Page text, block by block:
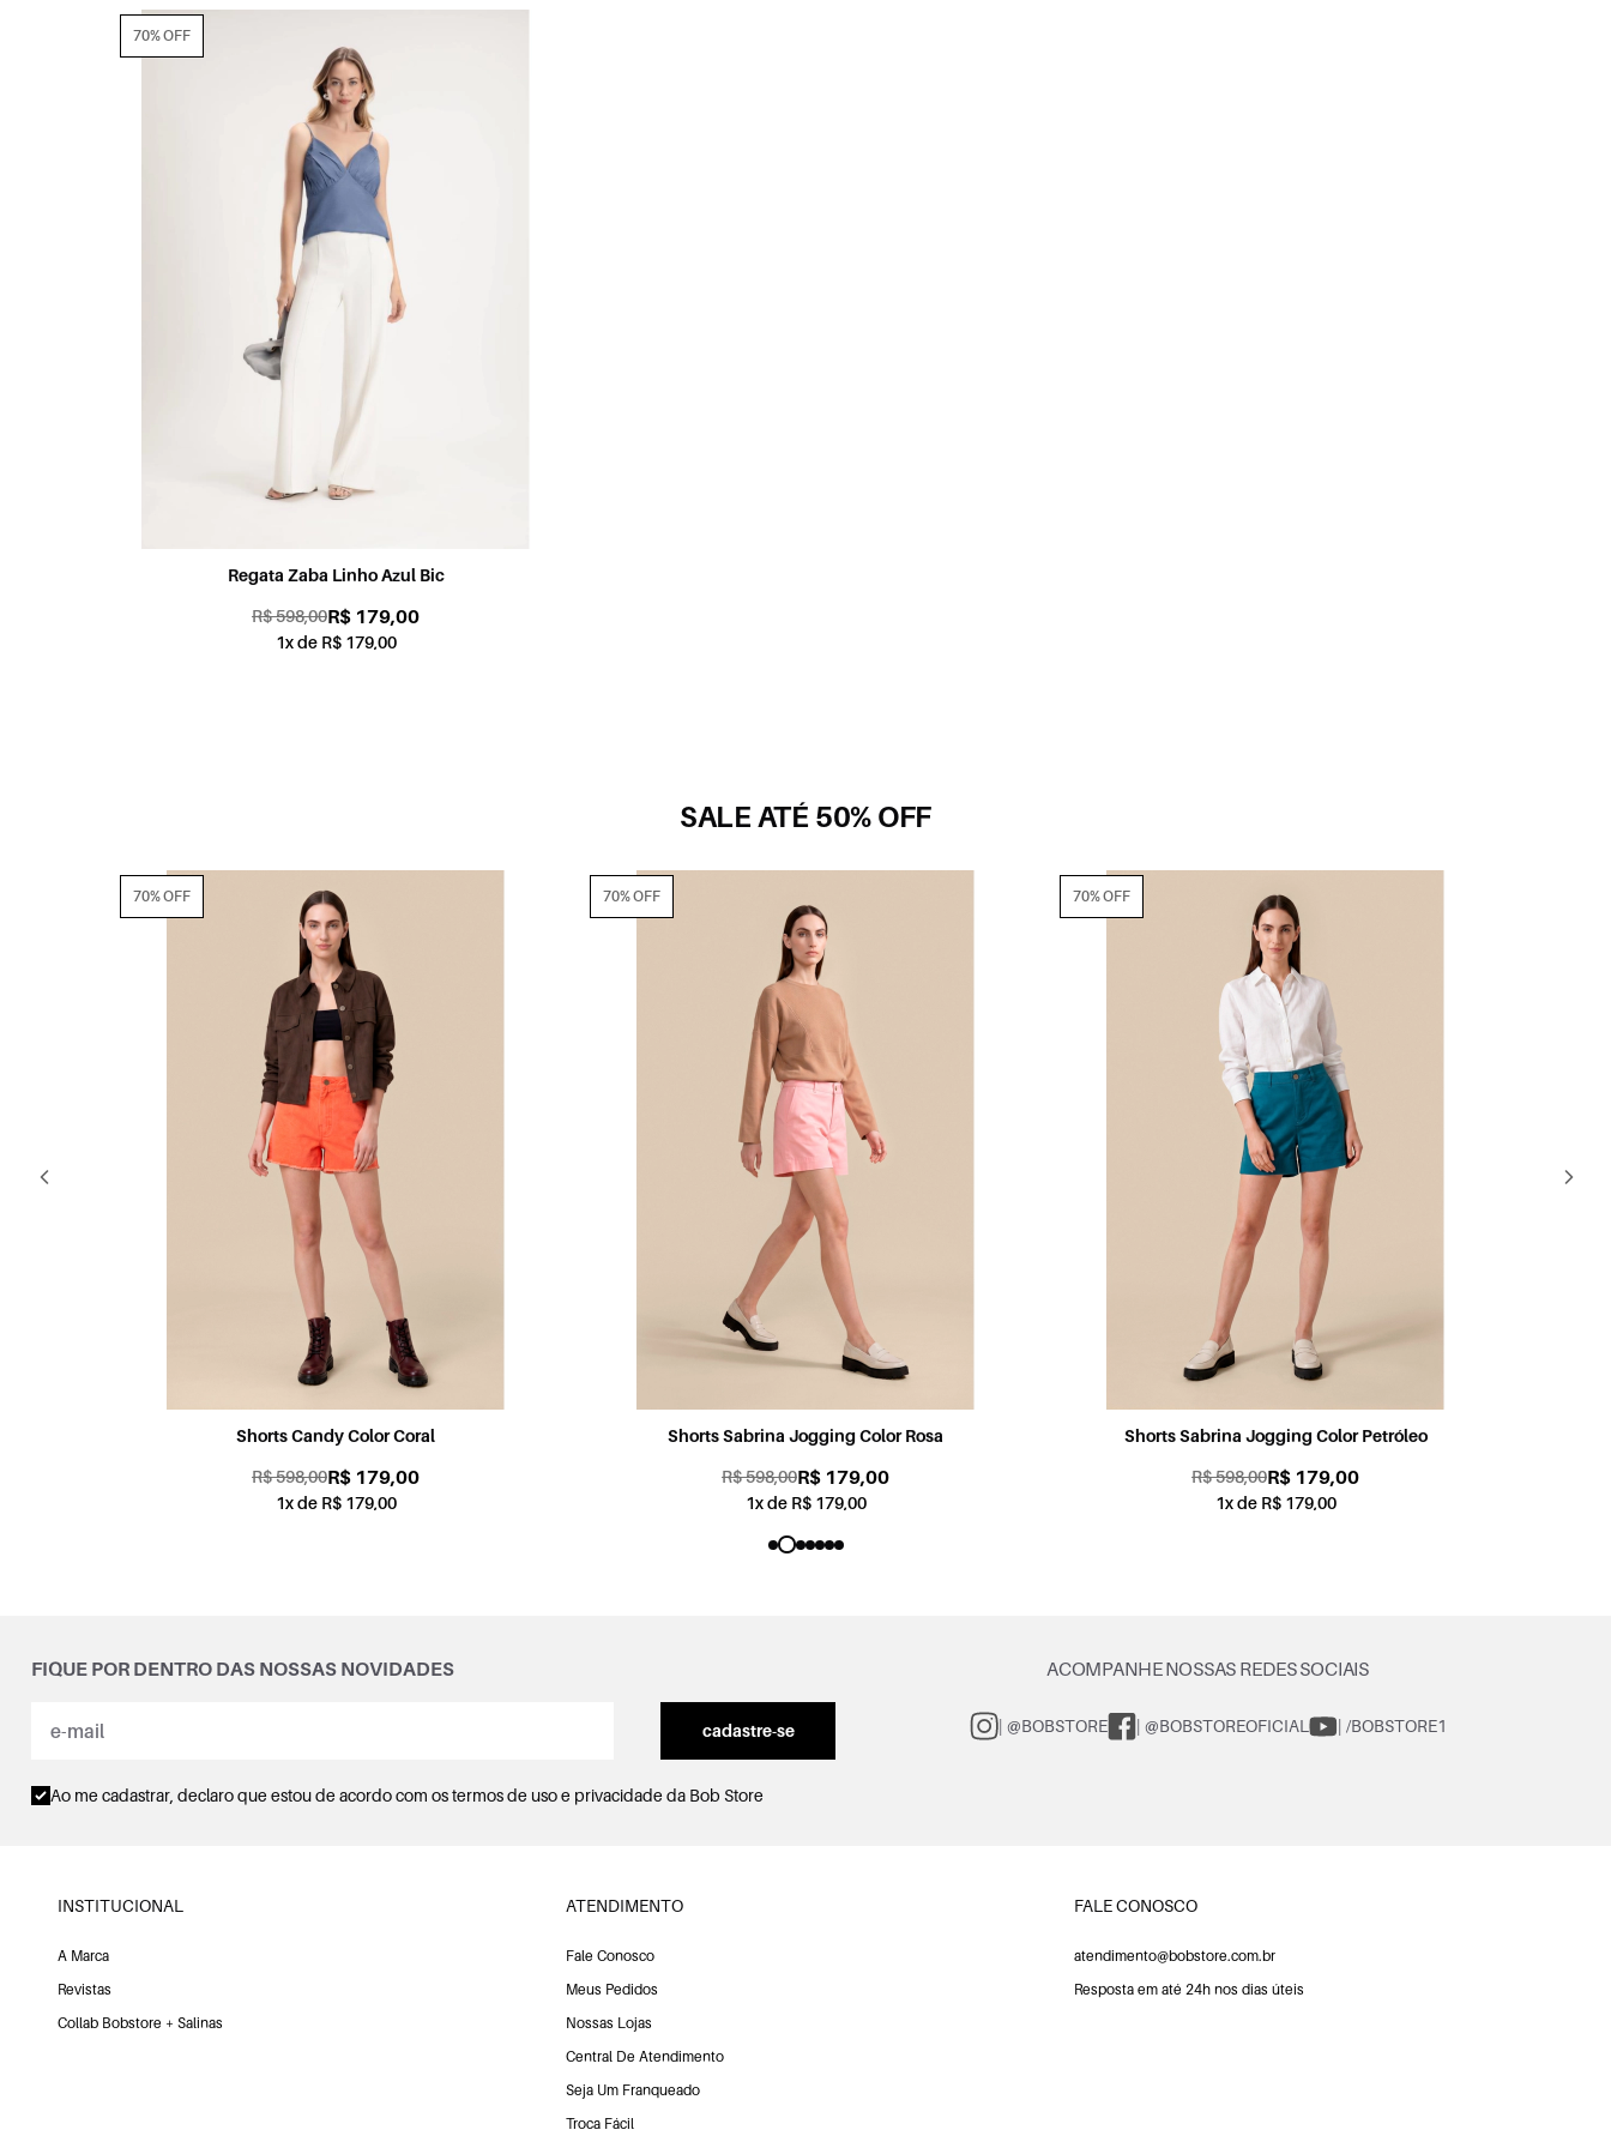
Regata Zaba Linho Azul Bic
R$ 598,00R$ 179,00
1x de R$ 179,00
70% OFF
SALE ATÉ 50% OFF
Shorts Candy Color Coral
R$ 598,00R$ 179,00
1x de R$ 179,00
70% OFF
Shorts Sabrina Jogging Color Rosa
R$ 598,00R$ 179,00
1x de R$ 179,00
70% OFF
Shorts Sabrina Jogging Color Petróleo
R$ 598,00R$ 179,00
1x de R$ 179,00
70% OFF
FIQUE POR DENTRO DAS NOSSAS NOVIDADES
cadastre-se
Ao me cadastrar, declaro que estou de acordo com ostermos de uso e privacidadeda Bob Store
ACOMPANHE NOSSAS REDES SOCIAIS
| @BOBSTORE | @BOBSTOREOFICIAL | /BOBSTORE1
INSTITUCIONAL
A Marca
Revistas
Collab Bobstore + Salinas
ATENDIMENTO
Fale Conosco
Meus Pedidos
Nossas Lojas
Central De Atendimento
Seja Um Franqueado
Troca Fácil
FALE CONOSCO
atendimento@bobstore.com.br
Resposta em até 24h nos dias úteis